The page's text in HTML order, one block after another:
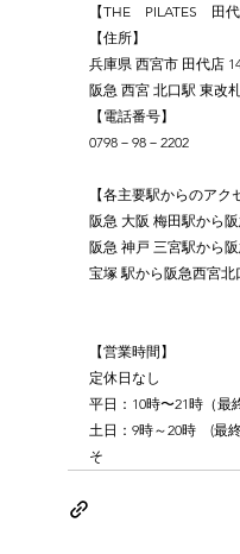
【THE　PILATES　田代
【住所】
兵庫県 西宮市 田代店
阪急 西宮 北口駅 東改
【電話番号】
0798－98－2202
【各主要駅からのアク
阪急 大阪 梅田駅から
阪急 神戸 三宮駅から
宝塚 駅から阪急西宮北
【営業時間】
定休日なし
平日：10時〜21時（最
土日：9時～20時　(最
そ